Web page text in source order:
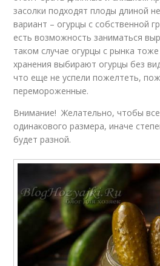
засолки подходят плоды длиной
вариант – огурцы с собственной
есть возможность заниматься
таком случае огурцы с рынка
хранения выбирают огурцы без
что еще не успели пожелтеть,
перемороженные.
Внимание! Желательно, чтобы
одинакового размера, иначе
будет разной.